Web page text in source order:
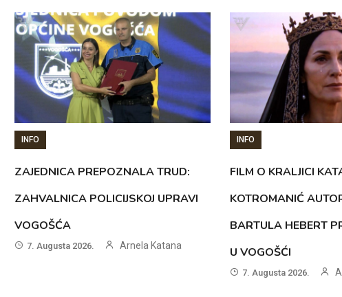
INFO
ZAJEDNICA PREPOZNALA TRUD:
ZAHVALNICA POLICIJSKOJ UPRAVI
VOGOŠĆA
7. Augusta 2026. Arnela Katana
INFO
FILM O KRALJICI
KOTROMANIĆ
BARTULA HEBERT
U VOGOŠĆI
7. Augusta 2026.